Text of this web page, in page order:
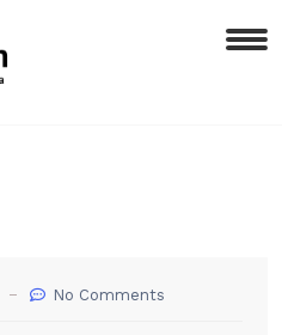
No Comments